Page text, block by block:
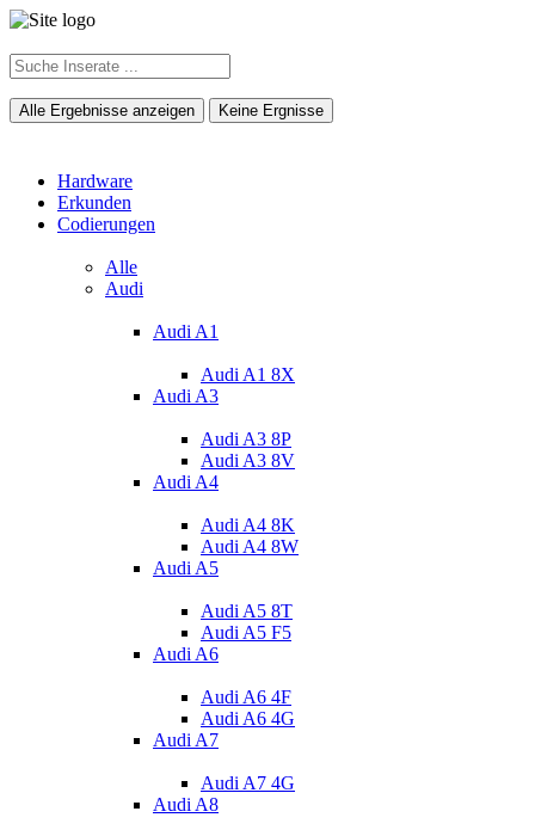
Alle Ergebnisse anzeigen Keine Ergnisse
Hardware
Erkunden
Codierungen
Alle
Audi
Audi A1
Audi A1 8X
Audi A3
Audi A3 8P
Audi A3 8V
Audi A4
Audi A4 8K
Audi A4 8W
Audi A5
Audi A5 8T
Audi A5 F5
Audi A6
Audi A6 4F
Audi A6 4G
Audi A7
Audi A7 4G
Audi A8